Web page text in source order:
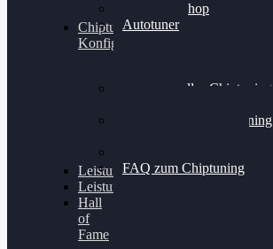
Alientech Shop
Autotuner
Chiptuning
Konfigurator
Professionelles Chiptuning
Professionelles Chiptuning
FAQ zum Chiptuning
Leistungsmessung
Leistungsprüfstand
Hall
of
Fame